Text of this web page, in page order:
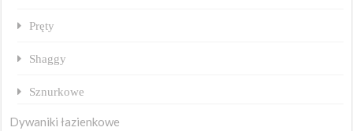
Pręty
Shaggy
Sznurkowe
Dywaniki łazienkowe